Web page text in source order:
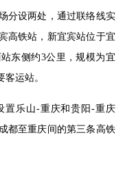
分设两处，通过联络线实
高铁站，新宜宾站位于宜
东侧约3公里，规模为宜
运站。
置乐山-重庆和贵阳-重庆
都至重庆间的第三条高铁